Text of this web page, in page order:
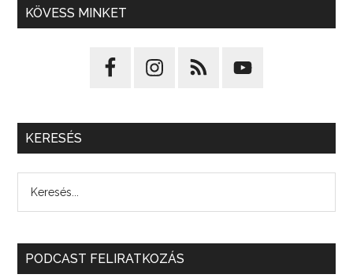
KÖVESS MINKET
KERESÉS
PODCAST FELIRATKOZÁS